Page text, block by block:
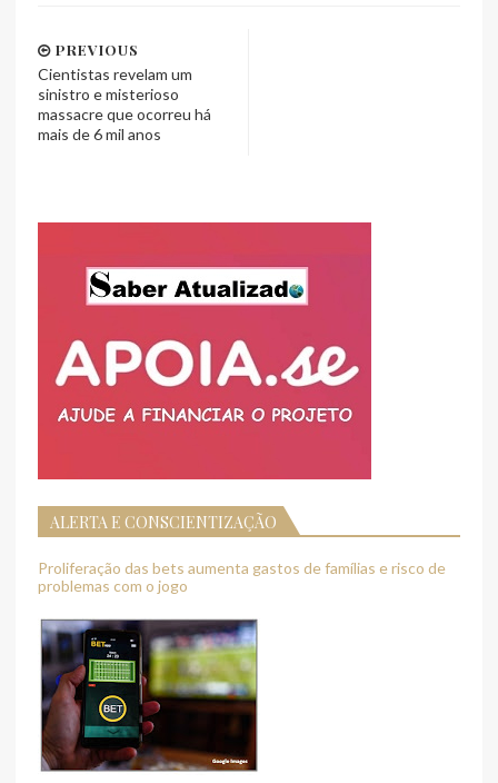
PREVIOUS
Cientistas revelam um
sinistro e misterioso
massacre que ocorreu há
mais de 6 mil anos
ALERTA E CONSCIENTIZAÇÃO
Proliferação das bets aumenta gastos de famílias e risco de
problemas com o jogo